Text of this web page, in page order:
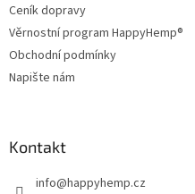
Ceník dopravy
Věrnostní program HappyHemp®
Obchodní podmínky
Napište nám
Kontakt
info@happyhemp.cz